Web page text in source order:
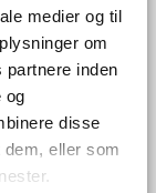
medier og til
om
inden
og
disse
eller som
start til slut.
mors bopæl
oplevelse,